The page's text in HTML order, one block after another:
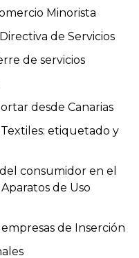
Minorista
de Servicios
de servicios
desde Canarias
etiquetado y
consumidor en el
de Uso
de Inserción